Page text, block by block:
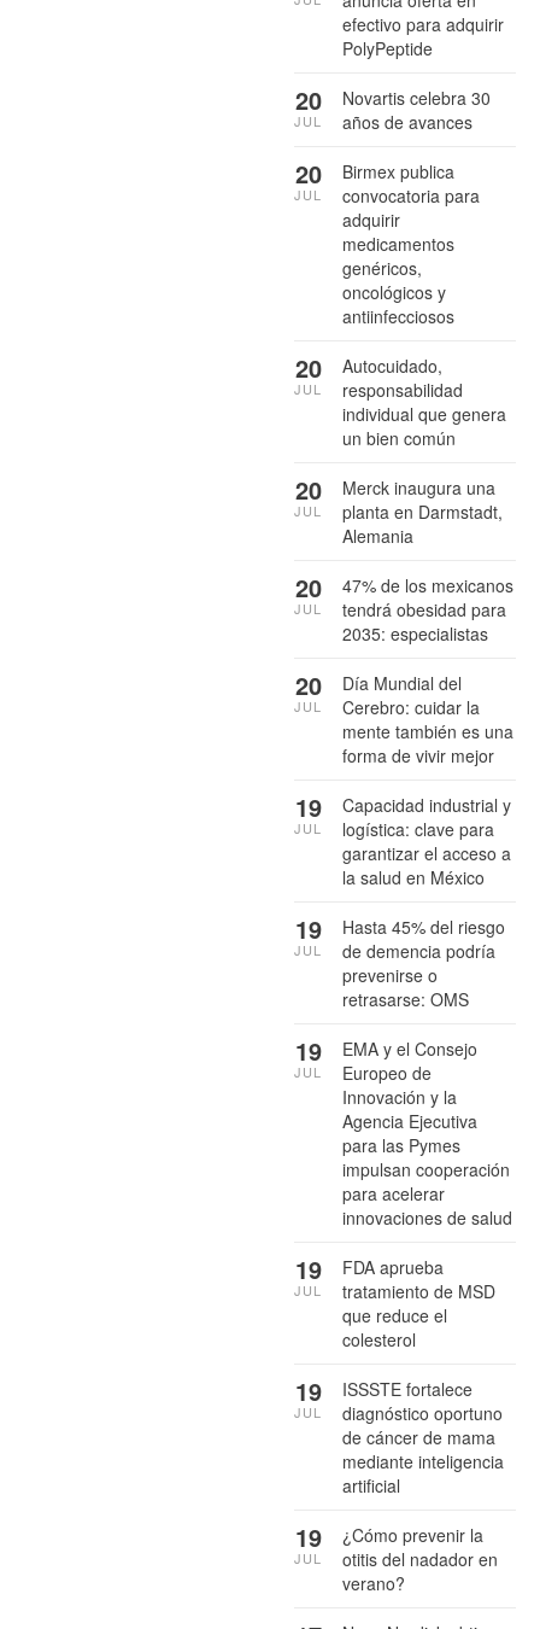
efectivo para adquirir
PolyPeptide
Novartis celebra 30
años de avances
20
JUL
Birmex publica
convocatoria para
adquirir
medicamentos
genéricos,
oncológicos y
antiinfecciosos
20
JUL
Autocuidado,
responsabilidad
individual que genera
un bien común
20
JUL
Merck inaugura una
planta en Darmstadt,
Alemania
20
JUL
47% de los mexicanos
tendrá obesidad para
2035: especialistas
20
JUL
Día Mundial del
Cerebro: cuidar la
mente también es una
forma de vivir mejor
20
JUL
Capacidad industrial y
logística: clave para
garantizar el acceso a
la salud en México
19
JUL
Hasta 45% del riesgo
de demencia podría
prevenirse o
retrasarse: OMS
19
JUL
EMA y el Consejo
Europeo de
Innovación y la
Agencia Ejecutiva
para las Pymes
impulsan cooperación
para acelerar
innovaciones de salud
19
JUL
FDA aprueba
tratamiento de MSD
que reduce el
colesterol
19
JUL
ISSSTE fortalece
diagnóstico oportuno
de cáncer de mama
mediante inteligencia
artificial
19
JUL
¿Cómo prevenir la
otitis del nadador en
verano?
19
JUL